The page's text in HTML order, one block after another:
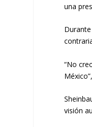
una
“No
visión